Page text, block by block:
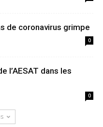
de coronavirus grimpe
0
l’AESAT dans les
0